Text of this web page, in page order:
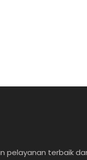
pelayanan terbaik